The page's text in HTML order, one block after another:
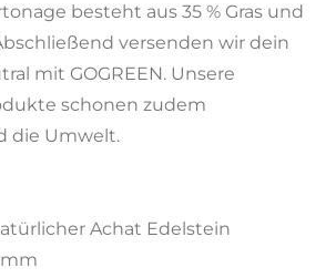
besteht aus 35 % Gras und
versenden wir dein
mit GOGREEN. Unsere
schonen zudem
die Umwelt.
Achat Edelstein
mm